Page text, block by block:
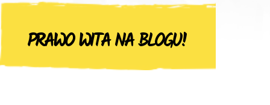
PRAWO WITA NA BLOGU!